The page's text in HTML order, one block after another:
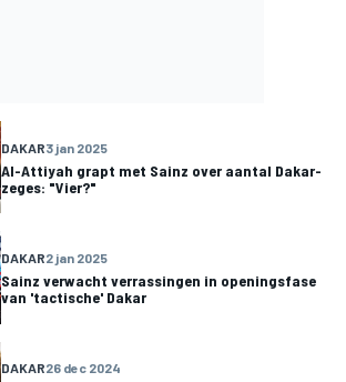
DAKAR3 jan 2025
Al-Attiyah grapt met Sainz over aantal Dakar-
zeges: "Vier?"
DAKAR2 jan 2025
Sainz verwacht verrassingen in openingsfase
van 'tactische' Dakar
DAKAR26 dec 2024